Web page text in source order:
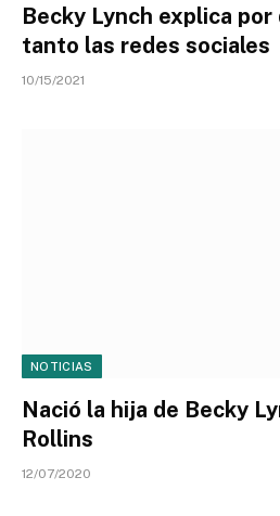
Becky Lynch explica por
tanto las redes sociales
10/15/2021
NOTICIAS
Nació la hija de Becky
Rollins
12/07/2020